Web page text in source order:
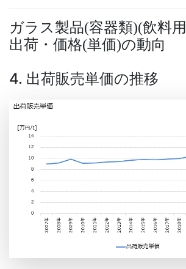
ガラス製品(容器類)(飲料用
出荷・価格(単価)の動向
4. 出荷販売単価の推移